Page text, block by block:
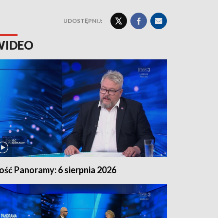
UDOSTĘPNIJ:
Panoramy: 6 sierpnia 2026